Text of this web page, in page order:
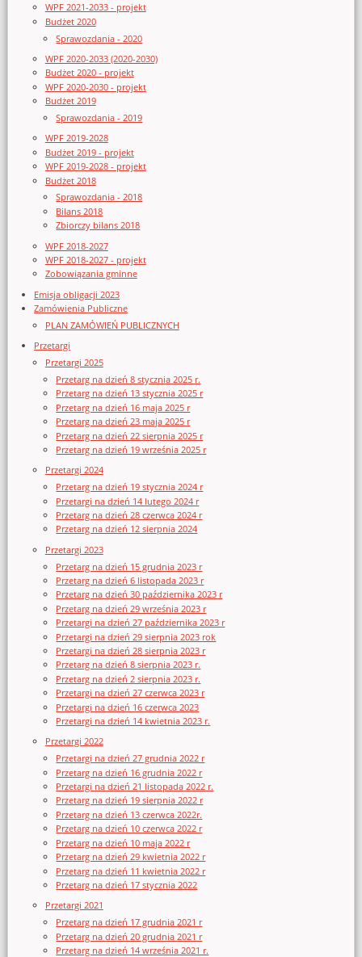
WPF 2021-2033 - projekt
Budżet 2020
Sprawozdania - 2020
WPF 2020-2033 (2020-2030)
Budżet 2020 - projekt
WPF 2020-2030 - projekt
Budżet 2019
Sprawozdania - 2019
WPF 2019-2028
Budżet 2019 - projekt
WPF 2019-2028 - projekt
Budżet 2018
Sprawozdania - 2018
Bilans 2018
Zbiorczy bilans 2018
WPF 2018-2027
WPF 2018-2027 - projekt
Zobowiązania gminne
Emisja obligacji 2023
Zamówienia Publiczne
PLAN ZAMÓWIEŃ PUBLICZNYCH
Przetargi
Przetargi 2025
Przetarg na dzień 8 stycznia 2025 r.
Przetarg na dzień 13 stycznia 2025 r
Przetarg na dzień 16 maja 2025 r
Przetarg na dzień 23 maja 2025 r
Przetarg na dzień 22 sierpnia 2025 r
Przetarg na dzień 19 września 2025 r
Przetargi 2024
Przetarg na dzień 19 stycznia 2024 r
Przetargi na dzień 14 lutego 2024 r
Przetarg na dzień 28 czerwca 2024 r
Przetarg na dzień 12 sierpnia 2024
Przetargi 2023
Przetarg na dzień 15 grudnia 2023 r
Przetarg na dzień 6 listopada 2023 r
Przetarg na dzień 30 października 2023 r
Przetarg na dzień 29 września 2023 r
Przetargi na dzień 27 października 2023 r
Przetargi na dzień 29 sierpnia 2023 rok
Przetargi na dzień 28 sierpnia 2023 r
Przetarg na dzień 8 sierpnia 2023 r.
Przetarg na dzień 2 sierpnia 2023 r.
Przetargi na dzień 27 czerwca 2023 r
Przetargi na dzień 16 czerwca 2023
Przetargi na dzień 14 kwietnia 2023 r.
Przetargi 2022
Przetargi na dzień 27 grudnia 2022 r
Przetarg na dzień 16 grudnia 2022 r
Przetargi na dzień 21 listopada 2022 r.
Przetarg na dzień 19 sierpnia 2022 r
Przetarg na dzień 13 czerwca 2022r.
Przetarg na dzień 10 czerwca 2022 r
Przetarg na dzień 10 maja 2022 r
Przetarg na dzień 29 kwietnia 2022 r
Przetarg na dzień 11 kwietnia 2022 r
Przetarg na dzień 17 stycznia 2022
Przetargi 2021
Przetarg na dzień 17 grudnia 2021 r
Przetarg na dzień 20 grudnia 2021 r
Przetarg na dzień 14 września 2021 r.